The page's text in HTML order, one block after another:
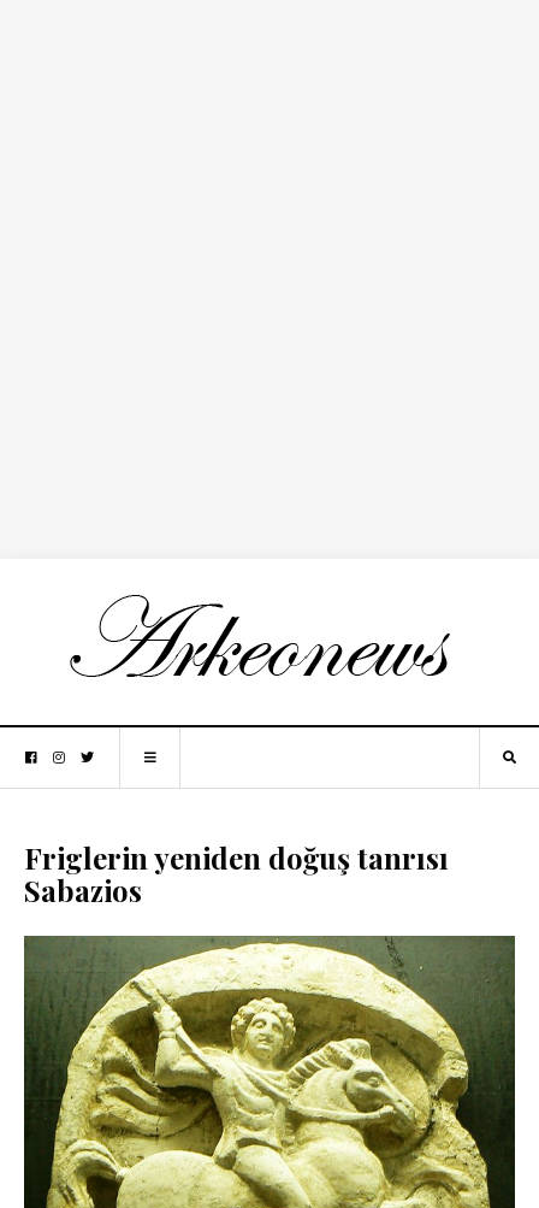
Friglerin yeniden doğuş tanrısı
Sabazios